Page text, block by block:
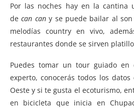
Por las noches hay en la cantina
decan cany se puede bailar al
melodías country en vivo,
restaurantes donde se sirven
Puedes tomar un tour guiado
experto, conocerás todos los datos
Oeste y si te gusta el ecoturismo,
en bicicleta que inicia en